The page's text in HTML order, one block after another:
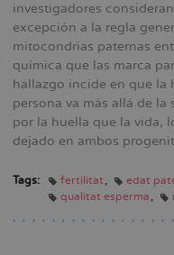
investigadores
excepción a la regla
mitocondrias paternas
química que las marca
hallazgo incide en que la
persona va más allá de la
por la huella que la vida,
dejado en ambos
Tags: fertilitat edat
qualitat esperma